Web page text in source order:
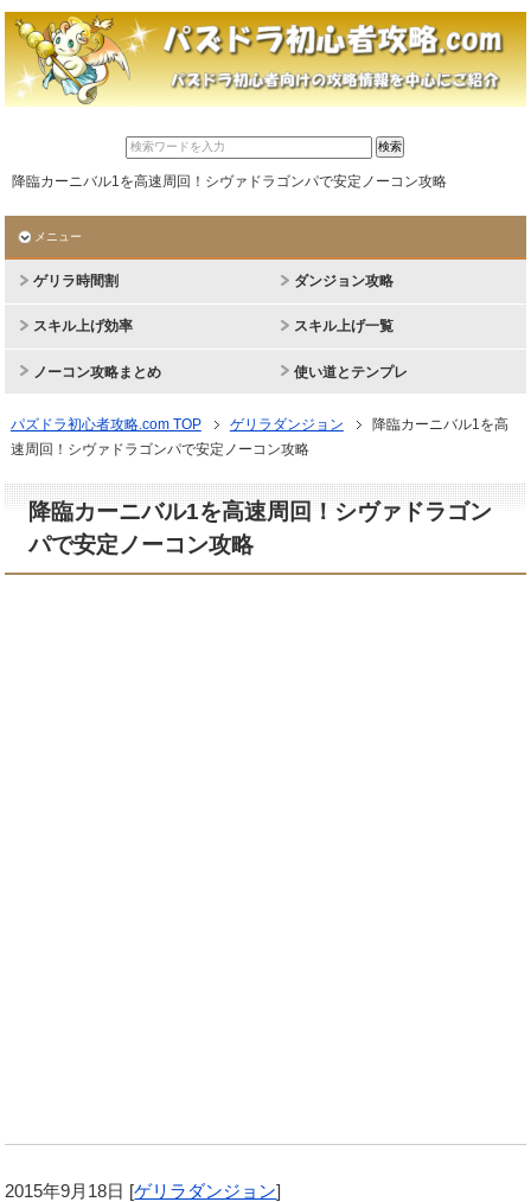
降臨カーニバル1を高速周回！シヴァドラゴンパで安定ノーコン攻略
メニュー
ゲリラ時間割 ダンジョン攻略
スキル上げ効率 スキル上げ一覧
ノーコン攻略まとめ 使い道とテンプレ
パズドラ初心者攻略.com TOP ゲリラダンジョン
降臨カーニバル1を高
速周回！シヴァドラゴンパで安定ノーコン攻略
降臨カーニバル1を高速周回！シヴァドラゴン
パで安定ノーコン攻略
2015年9月18日 [ゲリラダンジョン]